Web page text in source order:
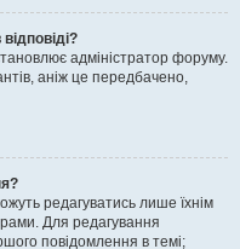
адміністратор форуму.
аніж це передбачено,
редагуватись лише їхнім
Для редагування
повідомлення в темі;